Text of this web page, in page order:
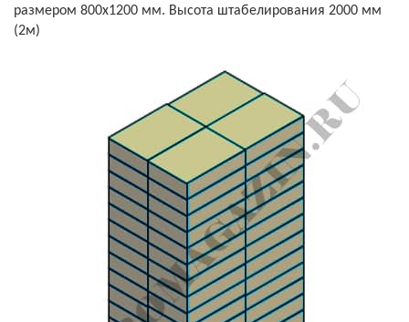
размером 800х1200 мм. Высота штабелирования 2000 мм
(2м)